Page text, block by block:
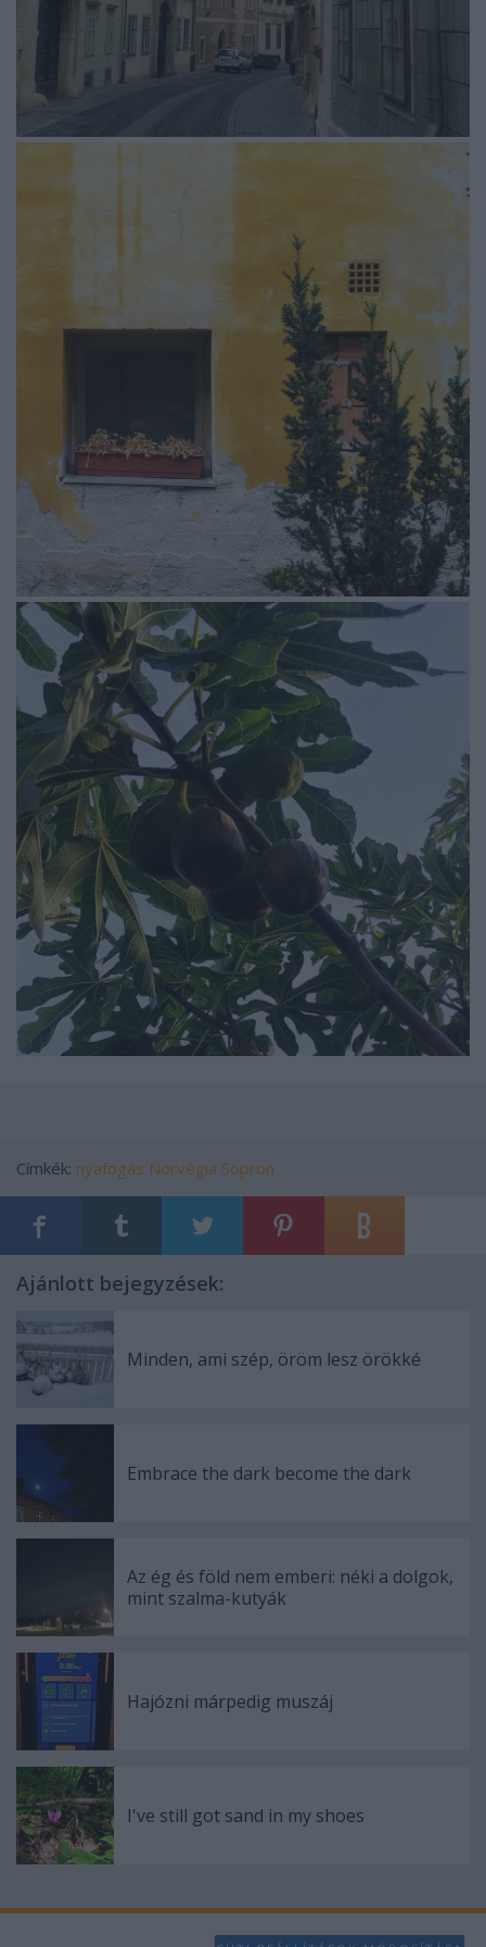
Címkék: nyafogás Norvégia Sopron
Ajánlott bejegyzések:
Minden, ami szép, öröm lesz örökké
Embrace the dark become the dark
Az ég és föld nem emberi: néki a dolgok,
mint szalma-kutyák
Hajózni márpedig muszáj
I've still got sand in my shoes